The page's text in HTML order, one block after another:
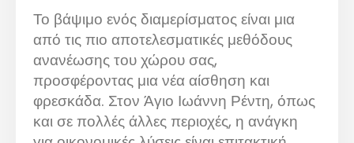
Το βάψιμο ενός διαμερίσματος είναι μια
από τις πιο αποτελεσματικές μεθόδους
ανανέωσης του χώρου σας,
προσφέροντας μια νέα αίσθηση και
φρεσκάδα. Στον Άγιο Ιωάννη Ρέντη, όπως
και σε πολλές άλλες περιοχές, η ανάγκη